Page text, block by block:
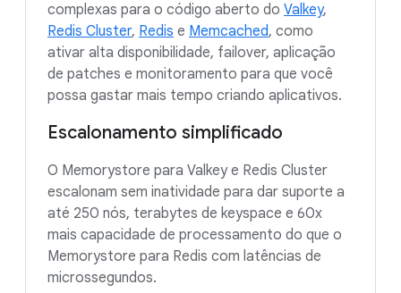
complexas para o código aberto do Valkey,
Redis Cluster, Redis e Memcached, como
ativar alta disponibilidade, failover, aplicação
de patches e monitoramento para que você
possa gastar mais tempo criando aplicativos.
Escalonamento simplificado
O Memorystore para Valkey e Redis Cluster
escalonam sem inatividade para dar suporte a
até 250 nós, terabytes de keyspace e 60x
mais capacidade de processamento do que o
Memorystore para Redis com latências de
microssegundos.